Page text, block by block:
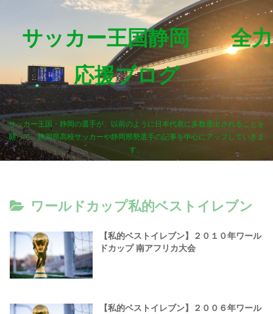
サッカー王国静岡 全力
応援ブログ
サッカー王国・静岡の選手が、以前のように日本代表に多数選出されることを
願って、静岡県高校サッカーや静岡県勢選手の記事を中心にアップしていきま
す。
ワールドカップ私的ベストイレブン
【私的ベストイレブン】２０１０年ワール
ドカップ 南アフリカ大会
【私的ベストイレブン】２００６年ワール